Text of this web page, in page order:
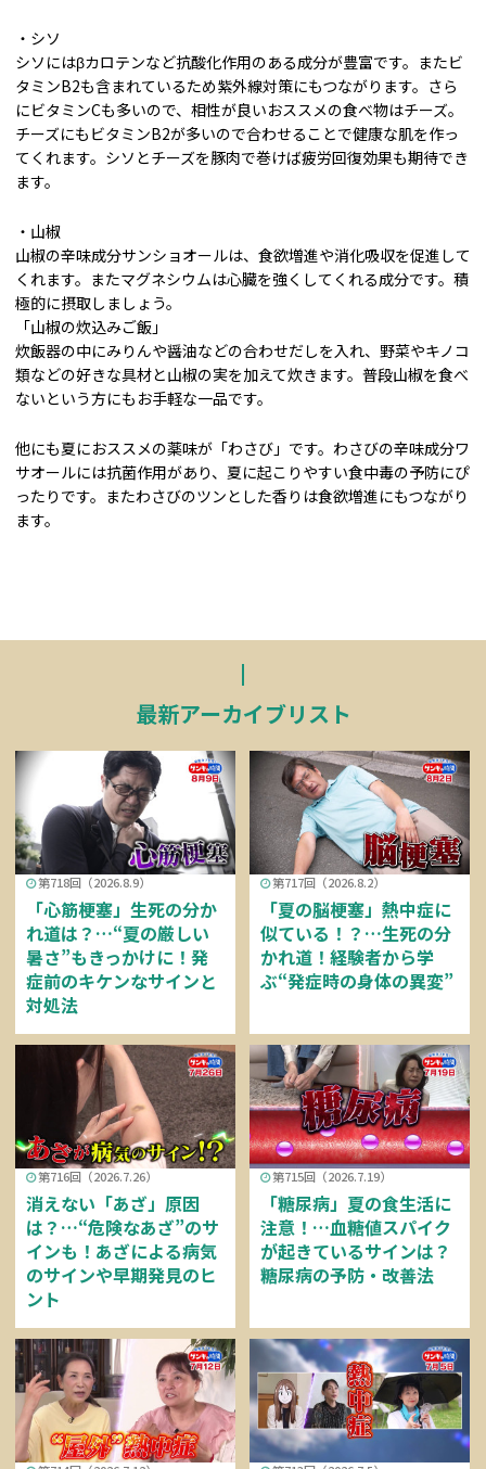
・シソ
シソにはβカロテンなど抗酸化作用のある成分が豊富です。またビ
タミンB2も含まれているため紫外線対策にもつながります。さら
にビタミンCも多いので、相性が良いおススメの食べ物はチーズ。
チーズにもビタミンB2が多いので合わせることで健康な肌を作っ
てくれます。シソとチーズを豚肉で巻けば疲労回復効果も期待でき
ます。
・山椒
山椒の辛味成分サンショオールは、食欲増進や消化吸収を促進して
くれます。またマグネシウムは心臓を強くしてくれる成分です。積
極的に摂取しましょう。
「山椒の炊込みご飯」
炊飯器の中にみりんや醤油などの合わせだしを入れ、野菜やキノコ
類などの好きな具材と山椒の実を加えて炊きます。普段山椒を食べ
ないという方にもお手軽な一品です。
他にも夏におススメの薬味が「わさび」です。わさびの辛味成分ワ
サオールには抗菌作用があり、夏に起こりやすい食中毒の予防にぴ
ったりです。またわさびのツンとした香りは食欲増進にもつながり
ます。
最新アーカイブリスト
第718回（2026.8.9）
「心筋梗塞」生死の分か
れ道は？…“夏の厳しい
暑さ”もきっかけに！発
症前のキケンなサインと
対処法
第717回（2026.8.2）
「夏の脳梗塞」熱中症に
似ている！？…生死の分
かれ道！経験者から学
ぶ“発症時の身体の異変”
第716回（2026.7.26）
消えない「あざ」原因
は？…“危険なあざ”のサ
インも！あざによる病気
のサインや早期発見のヒ
ント
第715回（2026.7.19）
「糖尿病」夏の食生活に
注意！…血糖値スパイク
が起きているサインは？
糖尿病の予防・改善法